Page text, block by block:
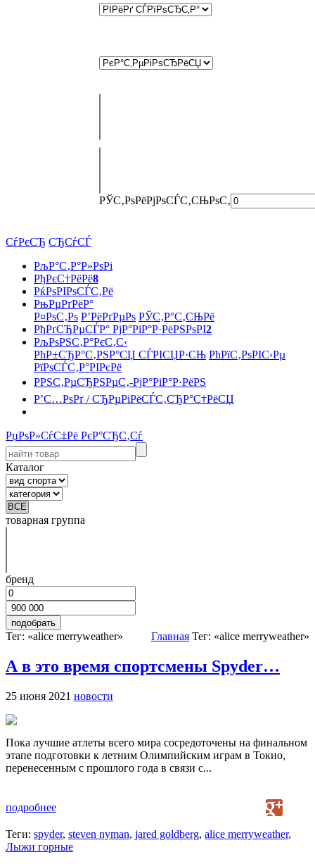
РЎС‚РѕРёРјРѕСЃС‚СЊРѕС‚
СѓРєСЂ СЂСѓСЃ
РљР°С‚Р°Р»РѕРі
РђРєС†РёРё8
РќРѕРІРѕСЃС‚Рё
РњРµРґРёР°
Р¤РѕС‚Рѕ Р’РёРґРµРѕ РЎС‚Р°С‚СЊРё
РђРґСЂРµСЃР° РјР°РіР°Р·РёРЅРѕРІ2
РљРѕРЅС‚Р°РєС‚С‹
РћР±СЂР°С‚РЅР°СЏ СЃРІСЏР·СЊ РћРїС‚РѕРІС‹Рµ
РїРѕСЃС‚Р°РІРєРё
РРЅС‚РµСЂРЅРµС‚-РјР°РіР°Р·РёРЅ
Р’С…РѕРґ / СЂРµРіРёСЃС‚СЂР°С†РёСЏ
РџРѕР»СѓС‡Рё РєР°СЂС‚Сѓ
Каталог
товарная группа
бренд
Тег: «alice merryweather» Главная Тег: «alice merryweather»
А в это время спортсмены Spyder…
25 июня 2021 новости
Пока лучшие атлеты всего мира сосредоточены на финальном
этапе подготовки к летним Олимпийским играм в Токио,
перенесенным с прошлого года в связи с...
подробнее
Теги: spyder, steven nyman, jared goldberg, alice merryweather,
Лыжи горные